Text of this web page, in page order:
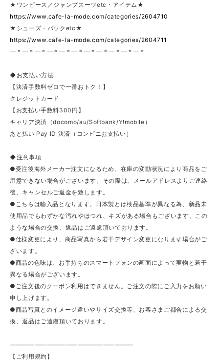
★ワンピース／ジャンプスーツetc・アイテム★
https://www.cafe-la-mode.com/categories/2604710
★シューズ・バックetc★
https://www.cafe-la-mode.com/categories/2604711
—＊—＊—＊—＊—＊—＊—＊—＊—＊—＊—＊
◆お支払い方法
【決済手数料ゼロで一番おトク！】
クレジットカード
【お支払い手数料300円】
キャリア決済（docomo/au/Softbank/Y!mobile）
あと払い Pay ID 決済（コンビニお支払い）
◆注意事項
●受注後海外メーカー注文になるため、在庫の変動状況により商品をご
用意できない場合がございます。その際は、メールアドレスよりご連絡
後、キャンセルご返金を致します。
●こちらは輸入品となります。日本製とは検品基準が異なる為、新品未
使用品でもわずかな汚れやほつれ、キズがある場合もございます。この
ような場合の交換、返品はご遠慮頂いております。
●仕様変更により、商品写真から若干デザイン変更になります場合がご
ざいます。
●商品の色味は、お手持ちのスマートフォンの画面によって実物と若干
異なる場合がございます。
●ご注文後のクーポン利用はできません。ご注文の際にご入力をお願い
申し上げます。
●商品写真とのイメージ違いやサイズ交換等、お客さまご都合による交
換、返品はご遠慮頂いております。
————————————————————
【ご利用規約】